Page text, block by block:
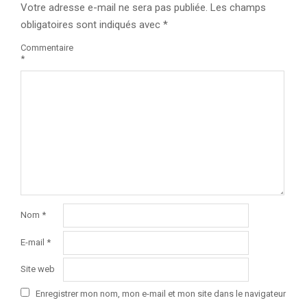
Votre adresse e-mail ne sera pas publiée. Les champs
obligatoires sont indiqués avec *
Commentaire
*
Nom *
E-mail *
Site web
Enregistrer mon nom, mon e-mail et mon site dans le navigateur